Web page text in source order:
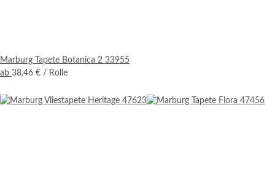
Marburg Tapete Botanica 2 33955
ab 38,46 € / Rolle